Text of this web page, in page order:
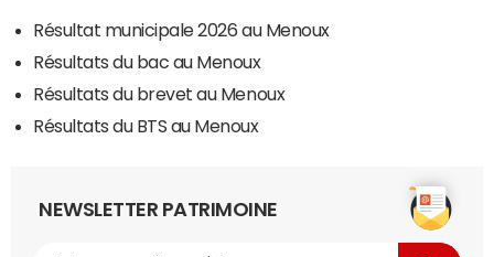
Résultat municipale 2026 au Menoux
Résultats du bac au Menoux
Résultats du brevet au Menoux
Résultats du BTS au Menoux
NEWSLETTER PATRIMOINE